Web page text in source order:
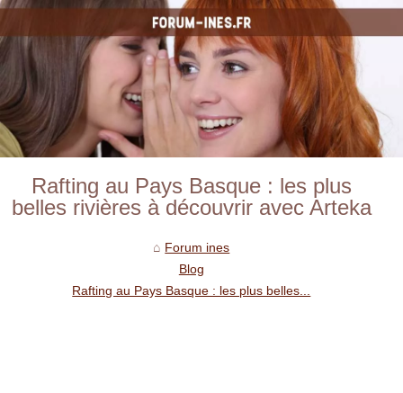
Rafting au Pays Basque : les plus
belles rivières à découvrir avec Arteka
Forum ines
Blog
Rafting au Pays Basque : les plus belles...